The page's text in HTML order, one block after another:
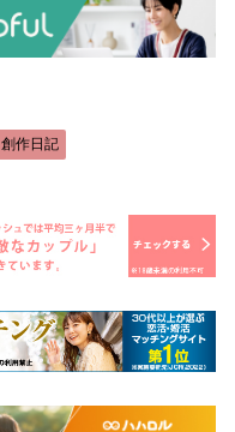
創作日記